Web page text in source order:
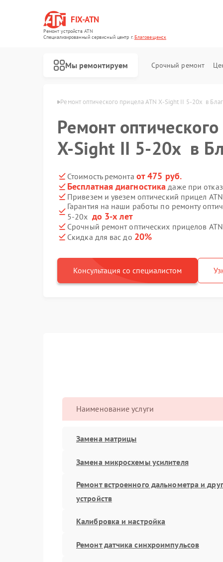
FIX-ATN
Ремонт устройств ATN
Специализированный cервисный центр г.Благовещенск
Мы ремонтируем Срочный ремонт
в Благовещенске Ремонт оптического прицела ATN X-Sight II 5-20x  в
Ремонт
X-Sight II 5-20x в
Стоимость ремонта от 475 руб.
Бесплатная диагностика даже при
Привезем и увезем оптический прицел
Гарантия на наши работы по ремонту
5-20x до 3-х лет
Срочный ремонт оптических прицелов
Скидка для вас до 20%
Консультация со специалистом
Наименование услуги
Замена матрицы
Замена микросхемы усилителя
Ремонт встроенного дальнометра и
устройств
Калибровка и настройка
Ремонт датчика синхроимпульсов